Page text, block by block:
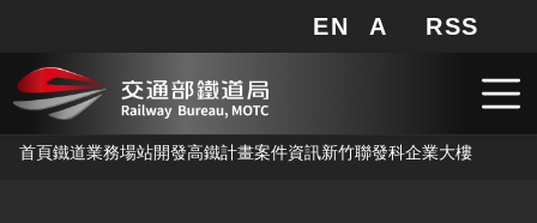
跳到主要內容
網站地圖
EN A 局長信箱
RSS
首頁鐵道業務場站開發高鐵計畫案件資訊新竹聯發科企業大樓